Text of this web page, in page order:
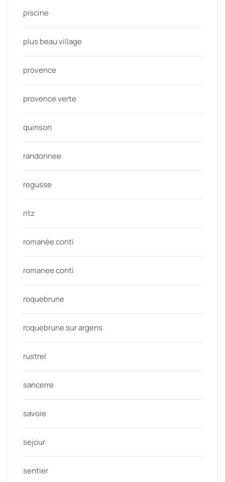
piscine
plus beau village
provence
provence verte
quinson
randonnee
regusse
ritz
romanée conti
romanee conti
roquebrune
roquebrune sur argens
rustrel
sancerre
savoie
sejour
sentier